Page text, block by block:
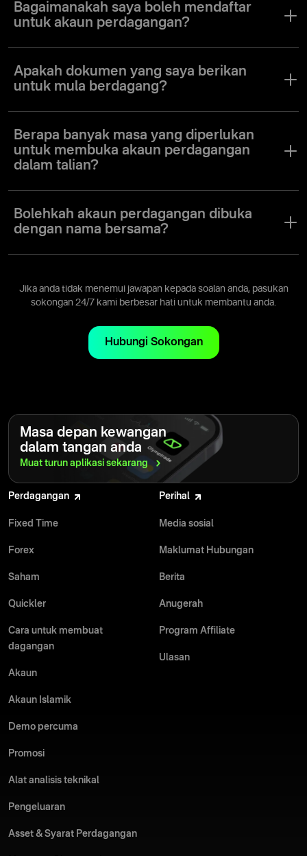
Forex dalam talian. Kami tidak menawarkan sebarang kaedah fizikal
untuk membuka akaun.
Bagaimanakah saya boleh mendaftar
untuk akaun perdagangan?
dalam talian adalah mendaftar di Olymptrade dengan memberikan
e-mel anda dan beberapa maklumat peribadi.
Apakah dokumen yang saya berikan
untuk mula berdagang?
negara dan bukti tempat tinggal atau penyata bank. Setelah anda
disahkan, anda boleh membuka akaun perdagangan dan mula
berdagang dengan segera.
Berapa banyak masa yang diperlukan
untuk membuka akaun perdagangan
dalam talian?
akaun perdagangan dalam talian dengan Olymptrade.
Bolehkah akaun perdagangan dibuka
dengan nama bersama?
Jika anda tidak menemui jawapan kepada soalan anda, pasukan
sokongan 24/7 kami berbesar hati untuk membantu anda.
Hubungi Sokongan
Masa depan kewangan
dalam tangan anda
Muat turun aplikasi sekarang
Perdagangan
Fixed Time
Forex
Saham
Quickler
Cara untuk membuat
dagangan
Akaun
Akaun Islamik
Demo percuma
Promosi
Alat analisis teknikal
Pengeluaran
Asset & Syarat Perdagangan
Perihal
Media sosial
Maklumat Hubungan
Berita
Anugerah
Program Affiliate
Ulasan